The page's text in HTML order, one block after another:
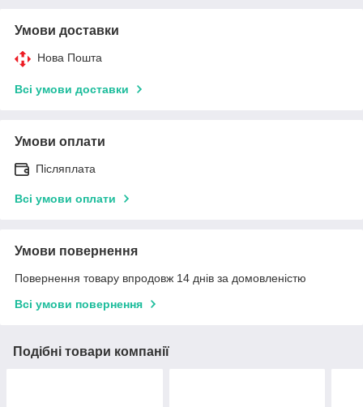
Умови доставки
Нова Пошта
Всі умови доставки
Умови оплати
Післяплата
Всі умови оплати
Умови повернення
Повернення товару впродовж 14 днів за домовленістю
Всі умови повернення
Подібні товари компанії